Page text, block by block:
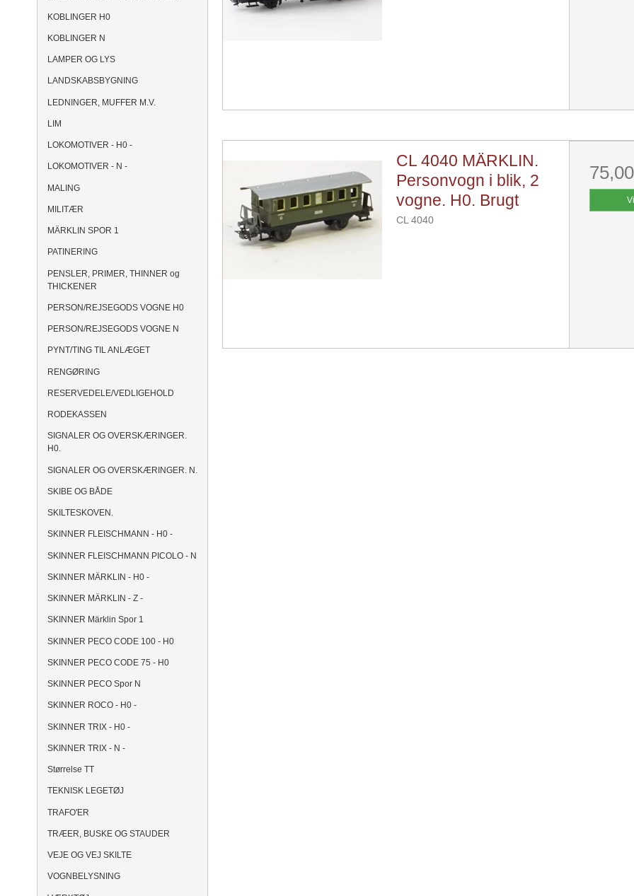
KOBLINGER H0
KOBLINGER N
LAMPER OG LYS
LANDSKABSBYGNING
LEDNINGER, MUFFER M.V.
LIM
LOKOMOTIVER - H0 -
LOKOMOTIVER - N -
MALING
MILITÆR
MÄRKLIN SPOR 1
PATINERING
PENSLER, PRIMER, THINNER og
THICKENER
PERSON/REJSEGODS VOGNE H0
PERSON/REJSEGODS VOGNE N
PYNT/TING TIL ANLÆGET
RENGØRING
RESERVEDELE/VEDLIGEHOLD
RODEKASSEN
SIGNALER OG OVERSKÆRINGER.
H0.
SIGNALER OG OVERSKÆRINGER. N.
SKIBE OG BÅDE
SKILTESKOVEN.
SKINNER FLEISCHMANN - H0 -
SKINNER FLEISCHMANN PICOLO - N
SKINNER MÄRKLIN - H0 -
SKINNER MÄRKLIN - Z -
SKINNER Märklin Spor 1
SKINNER PECO CODE 100 - H0
SKINNER PECO CODE 75 - H0
SKINNER PECO Spor N
SKINNER ROCO - H0 -
SKINNER TRIX - H0 -
SKINNER TRIX - N -
Størrelse TT
TEKNISK LEGETØJ
TRAFO'ER
TRÆER, BUSKE OG STAUDER
VEJE OG VEJ SKILTE
VOGNBELYSNING
CL 4040 MÄRKLIN.
Personvogn i blik, 2
vogne. H0. Brugt
CL 4040